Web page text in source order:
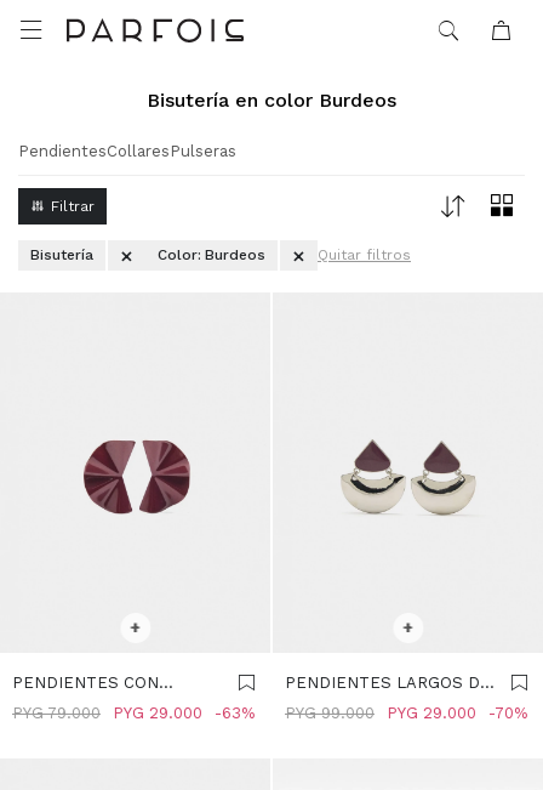

Bisutería en color Burdeos
PendientesCollares Pulseras
Bisutería Color: Burdeos Quitar filtros
+
PENDIENTES CON
RELIEVE Y ESMALTE -
PYG 29.000
PYG 79.000 63
+
PENDIENTES LARGOS DE
ESMALTE - BURDEOS
PYG 29.000
PYG 99.000 70